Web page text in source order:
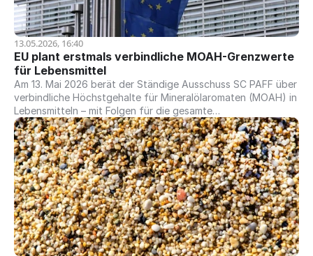
13.05.2026, 16:40
EU plant erstmals verbindliche MOAH-Grenzwerte
für Lebensmittel
Am 13. Mai 2026 berät der Ständige Ausschuss SC PAFF über
verbindliche Höchstgehalte für Mineralölaromaten (MOAH) in
Lebensmitteln – mit Folgen für die gesamte
Wertschöpfungskette.